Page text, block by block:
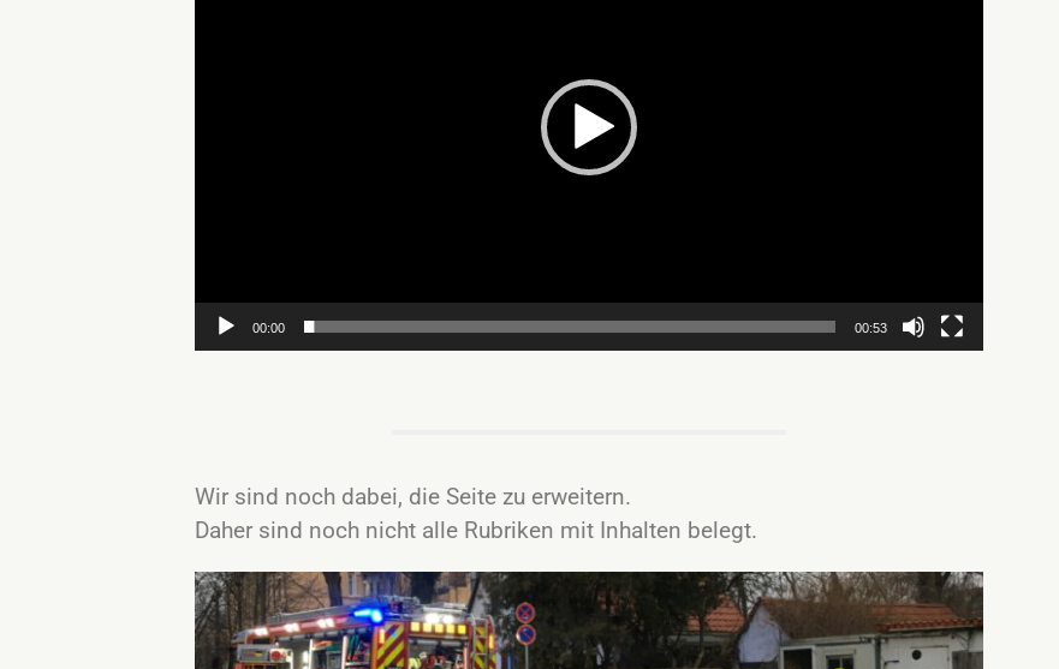
00:00 00:53
Wir sind noch dabei, die Seite zu erweitern.
Daher sind noch nicht alle Rubriken mit Inhalten belegt.